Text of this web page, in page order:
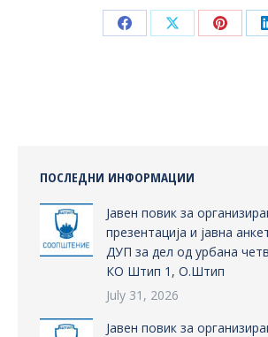
Share Share Share
ПОСЛЕДНИ ИНФОРМАЦИИ
Јавен повик за
презентација и јавна
ДУП за дел од урбана
КО Штип 1, О.Штип
July 31, 2026
Јавен повик за